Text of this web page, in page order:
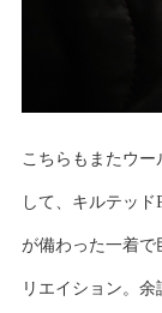
こちらもまたウ
して、キルテッ
が備わった一着で
リエイション。